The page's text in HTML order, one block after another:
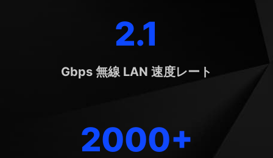
2.1
Gbps 無線 LAN 速度レート
2000+